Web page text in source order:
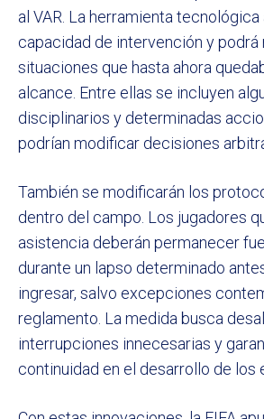
al VAR. La herramienta tecnológica
capacidad de intervención y podrá
situaciones que hasta ahora
alcance. Entre ellas se incluyen
disciplinarios y determinadas
podrían modificar decisiones
También se modificarán los
dentro del campo. Los jugadores
asistencia deberán permanecer
durante un lapso determinado
ingresar, salvo excepciones
reglamento. La medida busca
interrupciones innecesarias y
continuidad en el desarrollo de los